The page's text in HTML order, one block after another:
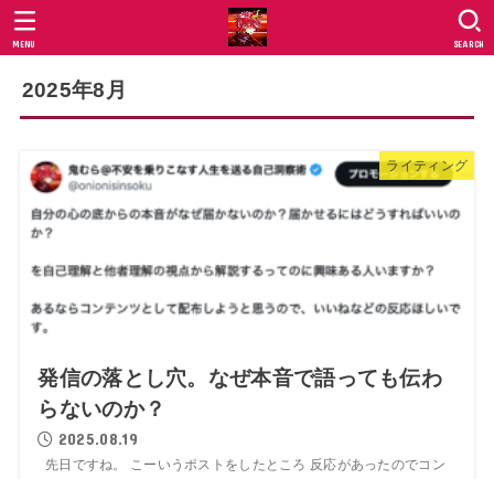
SEARCH
MENU
2025年8月
ライティング
発信の落とし穴。なぜ本音で語っても伝わ
らないのか？
2025.08.19
先日ですね。 こーいうポストをしたところ 反応があったのでコン